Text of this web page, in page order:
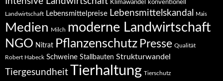
Klimawandel konventionell
Landwirtschaft Lebensmittelpreise Lebensmittelskandal Mais
Medien Milch moderne Landwirtschaft
NGO Nitrat Pflanzenschutz Presse Qualität
Robert Habeck Schweine Stallbauten Strukturwandel
Tiergesundheit Tierhaltung Tierschutz